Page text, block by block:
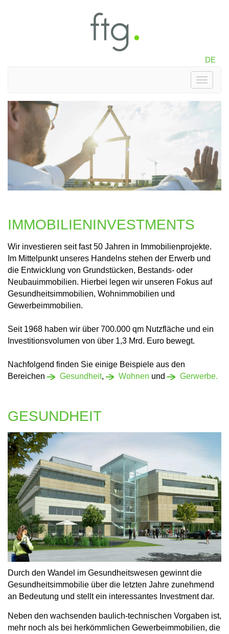
DE
Toggle
IMMOBILIENINVESTMENTS
Wir investieren seit fast 50 Jahren in Immobilienprojekte.
Im Mittelpunkt unseres Handelns stehen der Erwerb und
die Entwicklung von Grundstücken, Bestands- oder
Neubauimmobilien. Hierbei legen wir unseren Fokus auf
Gesundheitsimmobilien, Wohnimmobilien und
Gewerbeimmobilien.
Seit 1968 haben wir über 700.000 qm Nutzfläche und ein
Investitionsvolumen von über 1,3 Mrd. Euro bewegt.
Nachfolgend finden Sie einige Beispiele aus den
Bereichen
Gesundheit, Wohnen und Gerwerbe.
GESUNDHEIT
Durch den Wandel im Gesundheitswesen gewinnt die
Gesundheitsimmobilie über die letzten Jahre zunehmend
an Bedeutung und stellt ein interessantes Investment dar.
Neben den wachsenden baulich-technischen Vorgaben ist,
mehr noch als bei herkömmlichen Gewerbeimmobilien, die